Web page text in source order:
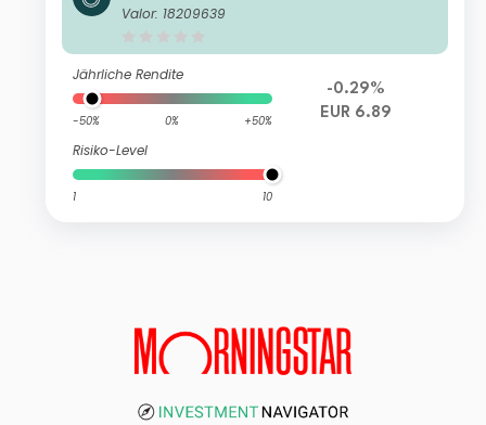
Fund EUR A Distributing Class
Valor: 18209639
Jährliche Rendite
-50% 0% +50%
Risiko-Level
1 10
-0.29%
EUR 6.89